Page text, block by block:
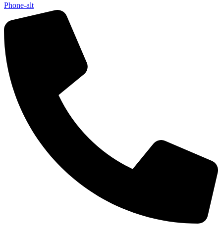
Phone-alt